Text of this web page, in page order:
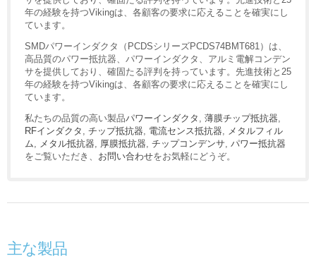
年の経験を持つVikingは、各顧客の要求に応えることを確実にし
ています。
SMDパワーインダクタ（PCDSシリーズPCDS74BMT681）は、
高品質のパワー抵抗器、パワーインダクタ、アルミ電解コンデン
サを提供しており、確固たる評判を持っています。先進技術と25
年の経験を持つVikingは、各顧客の要求に応えることを確実にし
ています。
私たちの品質の高い製品パワーインダクタ , 薄膜チップ抵抗器,
RFインダクタ , チップ抵抗器, 電流センス抵抗器, メタルフィル
ム, メタル抵抗器, 厚膜抵抗器, チップコンデンサ, パワー抵抗器
をご覧いただき、 お問い合わせをお気軽にどうぞ。
主な製品